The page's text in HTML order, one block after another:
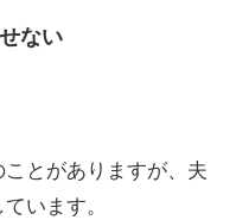
ない
とがありますが、夫
います。